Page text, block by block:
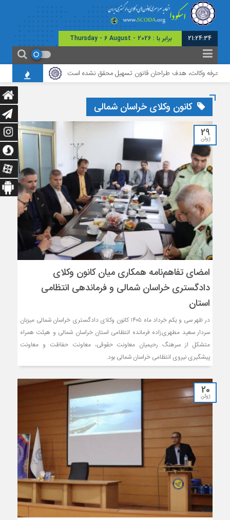
21:24:35 امروز : پنج شنبه - ۱۵ م
وکالت، هدف طراحان قانون تسهیل محقق نشده است برگزاری نشست مشترک
کانون وکلای خراسان شمالی
29
ژوئن
امضای تفاهم‌نامه همکاری میان کانون وکلای
دادگستری خراسان شمالی و فرماندهی انتظامی
استان
در ظهر سی و یکم خرداد ماه ۱۴۰۵ کانون وکلای دادگستری خراسان شمالی میزبان
سردار سعید مطهری‌زاده فرمانده انتظامی استان خراسان شمالی و هیئت همراه
متشکل از سرهنگ رحیمیان معاونت حقوقی، معاونت حفاظت و معاونت
پیشگیری نیروی انتظامی خراسان شمالی بود.
20
ژوئن